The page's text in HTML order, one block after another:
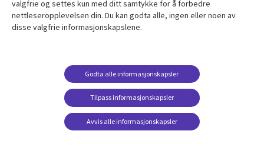
Resource center
NORWAY
Arrangementer
Support
NORWAY
Accessibility
Web privacy
Senter for
administrasjon av
valgfrie og settes kun med ditt samtykke for å forbedre
nettleseropplevelsen din. Du kan godta alle, ingen eller noen av
disse valgfrie informasjonskapslene.
Tilpass informasjonskapsler
Godta alle informasjonskapsler
Avvis alle informasjonskapsler